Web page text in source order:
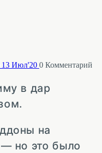
13 Июл'20 0 Комментарий
в дар
на
— но это было